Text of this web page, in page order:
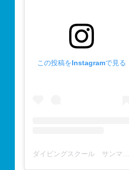
この投稿をInstagramで見る
ダイビングスクール サンマーレ / diving school(@diving_school_sanmare)がシェアした投稿